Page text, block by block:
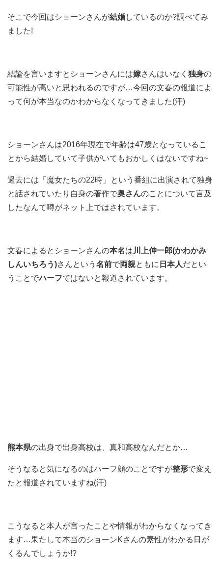
そこで今回はショーンさんが結婚しているのか?調べてみ
ました!
結論を言いますとショーンさんには嫁さんはいなく 独身の
可能性が高いと思われるのですが…今回の文春の報道によ
って何が本当なのかわからなくなってきました(汗)
ショーンさんは2016年現在で年齢は47歳となっているこ
とから結婚していて子供がいてもおかしくはないですね~
過去には「魔女たちの22時」という番組に出演されて独身
と話されていたり自身の著作で奥さんのことについて言及
したなんて噂がネット上ではされています。
文春によるとショーンさんの本名は 川上伸一郎(かわかみ
しんいちろう)さんという 名前で両親ともに 日本人だとい
うことでハーフではないと報道されています。
熊本県の出身で出身高校は、真和高校なんだとか…
そうなると気になるのはハーフ顔のことですが整形で変え
たと報道されていますね(汗)
こうなると本人が言ったことや情報がわからなくなってき
ます…果たして本当のショーンKさんの素性がわかる日が
くるんでしょうか!?